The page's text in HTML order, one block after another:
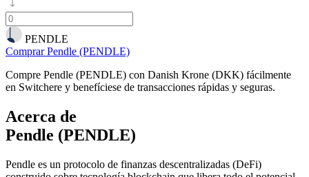
PENDLE
Comprar Pendle (PENDLE)
Compre Pendle (PENDLE) con Danish Krone (DKK) fácilmente
en Switchere y benefíciese de transacciones rápidas y seguras.
Acerca de
Pendle (PENDLE)
Pendle es un protocolo de finanzas descentralizadas (DeFi)